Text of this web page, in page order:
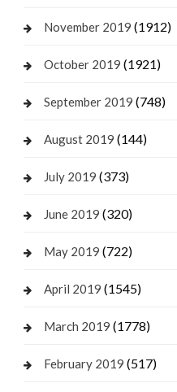
November 2019 (1912)
October 2019 (1921)
September 2019 (748)
August 2019 (144)
July 2019 (373)
June 2019 (320)
May 2019 (722)
April 2019 (1545)
March 2019 (1778)
February 2019 (517)